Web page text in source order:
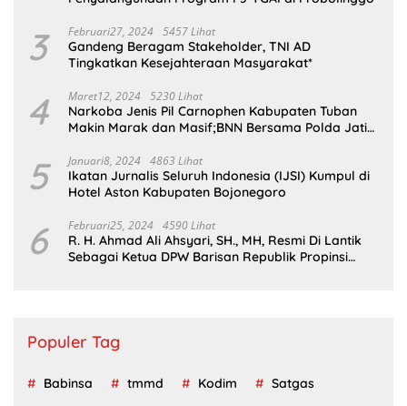
3 Februari27, 2024 5457 Lihat
Gandeng Beragam Stakeholder, TNI AD
Tingkatkan Kesejahteraan Masyarakat*
4 Maret12, 2024 5230 Lihat
Narkoba Jenis Pil Carnophen Kabupaten Tuban
Makin Marak dan Masif;BNN Bersama Polda Jatim
5 Januari8, 2024 4863 Lihat
Ikatan Jurnalis Seluruh Indonesia (IJSI) Kumpul di
Hotel Aston Kabupaten Bojonegoro
6 Februari25, 2024 4590 Lihat
R. H. Ahmad Ali Ahsyari, SH., MH, Resmi Di Lantik
Sebagai Ketua DPW Barisan Republik Propinsi
Populer Tag
Babinsa tmmd Kodim Satgas